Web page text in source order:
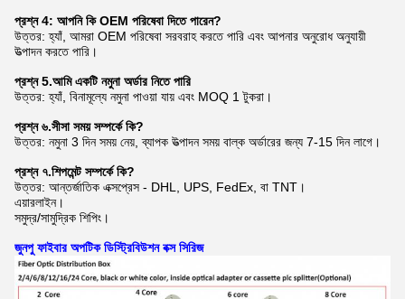
প্রশ্ন 4: আপনি কি OEM পরিষেবা দিতে পারেন?
উত্তর: হ্যাঁ, আমরা OEM পরিষেবা সরবরাহ করতে পারি এবং আপনার অনুরোধ অনুযায়ী
উত্পাদন করতে পারি।
প্রশ্ন 5.আমি একটি নমুনা অর্ডার নিতে পারি
উত্তর: হ্যাঁ, বিনামূল্যে নমুনা পাওয়া যায় এবং MOQ 1 টুকরা।
প্রশ্ন ৬.সীসা সময় সম্পর্কে কি?
উত্তর: নমুনা 3 দিন সময় নেয়, ব্যাপক উত্পাদন সময় বাল্ক অর্ডারের জন্য 7-15 দিন লাগে।
প্রশ্ন ৭.শিপমেন্ট সম্পর্কে কি?
উত্তর: আন্তর্জাতিক এক্সপ্রেস - DHL, UPS, FedEx, বা TNT।
এয়ারলাইন।
সমুদ্র/সামুদ্রিক শিপিং।
জুনপু ফাইবার অপটিক ডিস্ট্রিবিউশন বক্স সিরিজ